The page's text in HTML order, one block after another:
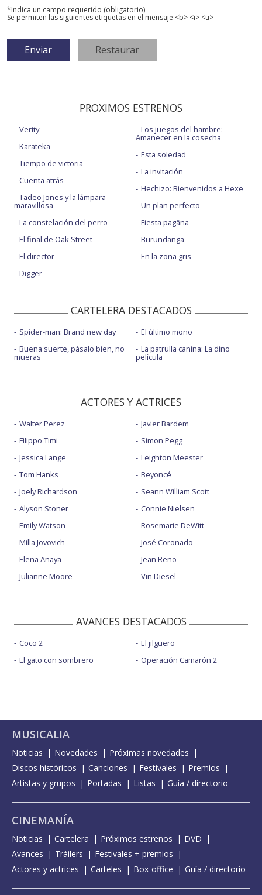
*Indica un campo requerido (obligatorio)
Se permiten las siguientes etiquetas en el mensaje <b> <i> <u>
PROXIMOS ESTRENOS
Verity
Karateka
Tiempo de victoria
Cuenta atrás
Tadeo Jones y la lámpara
maravillosa
La constelación del perro
El final de Oak Street
El director
Digger
Los juegos del hambre:
Amanecer en la cosecha
Esta soledad
La invitación
Hechizo: Bienvenidos a Hexe
Un plan perfecto
Fiesta pagäna
Burundanga
En la zona gris
CARTELERA DESTACADOS
Spider-man: Brand new day
Buena suerte, pásalo bien, no
mueras
El último mono
La patrulla canina: La dino
película
ACTORES Y ACTRICES
Walter Perez
Filippo Timi
Jessica Lange
Tom Hanks
Joely Richardson
Alyson Stoner
Emily Watson
Milla Jovovich
Elena Anaya
Julianne Moore
Javier Bardem
Simon Pegg
Leighton Meester
Beyoncé
Seann William Scott
Connie Nielsen
Rosemarie DeWitt
José Coronado
Jean Reno
Vin Diesel
AVANCES DESTACADOS
Coco 2
El gato con sombrero
El jilguero
Operación Camarón 2
MUSICALIA
Noticias Novedades
Próximas novedades
Discos históricos
Canciones Festivales
Premios
Artistas y grupos
Portadas Listas Guía / directorio
CINEMANÍA
Noticias Cartelera Próximos estrenos
DVD
Avances
Tráilers
Festivales + premios
Actores y actrices
Carteles Box-office Guía / directorio